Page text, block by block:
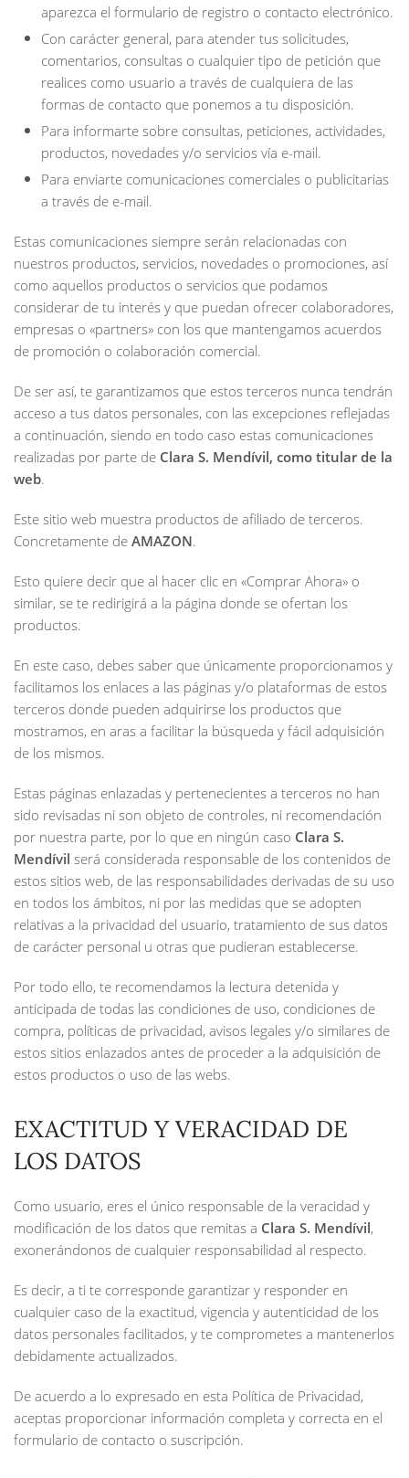
aparezca el formulario de registro o contacto electrónico.
Con carácter general, para atender tus solicitudes,
comentarios, consultas o cualquier tipo de petición que
realices como usuario a través de cualquiera de las
formas de contacto que ponemos a tu disposición.
Para informarte sobre consultas, peticiones, actividades,
productos, novedades y/o servicios vía e-mail.
Para enviarte comunicaciones comerciales o publicitarias
a través de e-mail.
Estas comunicaciones siempre serán relacionadas con
nuestros productos, servicios, novedades o promociones, así
como aquellos productos o servicios que podamos
considerar de tu interés y que puedan ofrecer colaboradores,
empresas o «partners» con los que mantengamos acuerdos
de promoción o colaboración comercial.
De ser así, te garantizamos que estos terceros nunca tendrán
acceso a tus datos personales, con las excepciones reflejadas
a continuación, siendo en todo caso estas comunicaciones
realizadas por parte de Clara S. Mendívil, como titular de la
web.
Este sitio web muestra productos de afiliado de terceros.
Concretamente de AMAZON.
Esto quiere decir que al hacer clic en «Comprar Ahora» o
similar, se te redirigirá a la página donde se ofertan los
productos.
En este caso, debes saber que únicamente proporcionamos y
facilitamos los enlaces a las páginas y/o plataformas de estos
terceros donde pueden adquirirse los productos que
mostramos, en aras a facilitar la búsqueda y fácil adquisición
de los mismos.
Estas páginas enlazadas y pertenecientes a terceros no han
sido revisadas ni son objeto de controles, ni recomendación
por nuestra parte, por lo que en ningún caso Clara S.
Mendívil será considerada responsable de los contenidos de
estos sitios web, de las responsabilidades derivadas de su uso
en todos los ámbitos, ni por las medidas que se adopten
relativas a la privacidad del usuario, tratamiento de sus datos
de carácter personal u otras que pudieran establecerse.
Por todo ello, te recomendamos la lectura detenida y
anticipada de todas las condiciones de uso, condiciones de
compra, políticas de privacidad, avisos legales y/o similares de
estos sitios enlazados antes de proceder a la adquisición de
estos productos o uso de las webs.
EXACTITUD Y VERACIDAD DE
LOS DATOS
Como usuario, eres el único responsable de la veracidad y
modificación de los datos que remitas a Clara S. Mendívil,
exonerándonos de cualquier responsabilidad al respecto.
Es decir, a ti te corresponde garantizar y responder en
cualquier caso de la exactitud, vigencia y autenticidad de los
datos personales facilitados, y te comprometes a mantenerlos
debidamente actualizados.
De acuerdo a lo expresado en esta Política de Privacidad,
aceptas proporcionar información completa y correcta en el
formulario de contacto o suscripción.